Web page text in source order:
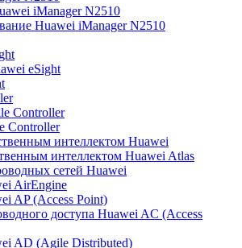
iManager N2510
Huawei iManager N2510
eSight
Controller
Controller
интеллектом Huawei
интеллектом Huawei Atlas
сетей Huawei
AirEngine
AP (Access Point)
доступа Huawei AC (Access
AD (Agile Distributed)